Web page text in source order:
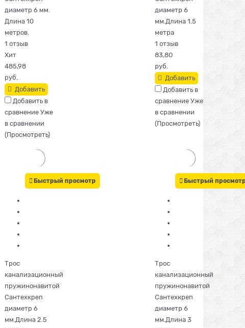
диаметр 6 мм.
Длина 10
метров.
1 отзыв
Хит
485,98
руб.
Добавить
Добавить в
сравнение Уже
в сравнении
(Просмотреть)
диаметр 6
мм.Длина 1.5
метра
1 отзыв
83,80
руб.
Добавить
Добавить в
сравнение Уже
в сравнении
(Просмотреть)
Быстрый просмотр
Трос
канализационный
пружинонавитой
Сантехкреп
диаметр 6
мм.Длина 2.5
Быстрый
Трос
канализационный
пружинонавитой
Сантехкреп
диаметр 6
мм.Длина 3